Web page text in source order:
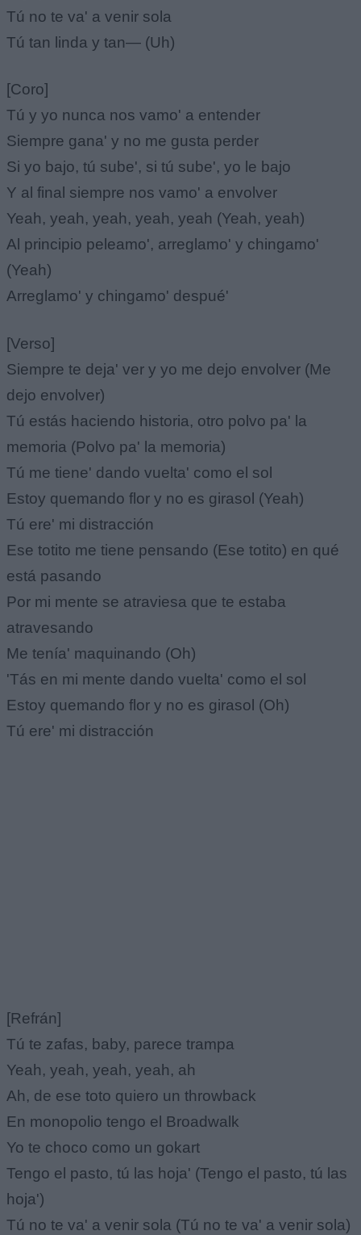
Tú no te va' a venir sola
Tú tan linda y tan— (Uh)
[Coro]
Tú y yo nunca nos vamo' a entender
Siempre gana' y no me gusta perder
Si yo bajo, tú sube', si tú sube', yo le bajo
Y al final siempre nos vamo' a envolver
Yeah, yeah, yeah, yeah, yeah (Yeah, yeah)
Al principio peleamo', arreglamo' y chingamo'
(Yeah)
Arreglamo' y chingamo' despué'
[Verso]
Siempre te deja' ver y yo me dejo envolver (Me
dejo envolver)
Tú estás haciendo historia, otro polvo pa' la
memoria (Polvo pa' la memoria)
Tú me tiene' dando vuelta' como el sol
Estoy quemando flor y no es girasol (Yeah)
Tú ere' mi distracción
Ese totito me tiene pensando (Ese totito) en qué
está pasando
Por mi mente se atraviesa que te estaba
atravesando
Me tenía' maquinando (Oh)
'Tás en mi mente dando vuelta' como el sol
Estoy quemando flor y no es girasol (Oh)
Tú ere' mi distracción
[Refrán]
Tú te zafas, baby, parece trampa
Yeah, yeah, yeah, yeah, ah
Ah, de ese toto quiero un throwback
En monopolio tengo el Broadwalk
Yo te choco como un gokart
Tengo el pasto, tú las hoja' (Tengo el pasto, tú las
hoja')
Tú no te va' a venir sola (Tú no te va' a venir sola)